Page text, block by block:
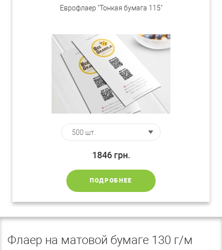
Еврофлаер "Тонкая бумага 115"
1846 грн.
ПОДРОБНЕЕ
Флаер на матовой бумаге 130 г/м